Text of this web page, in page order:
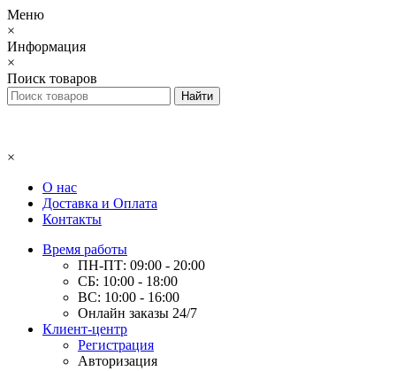
Меню
×
Информация
×
Поиск товаров
×
О нас
Доставка и Оплата
Контакты
Время работы
ПН-ПТ: 09:00 - 20:00
СБ: 10:00 - 18:00
ВС: 10:00 - 16:00
Онлайн заказы 24/7
Клиент-центр
Регистрация
Авторизация